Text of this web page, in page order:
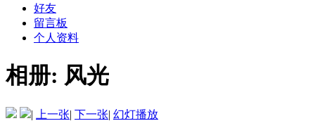
好友
留言板
个人资料
相册: 风光
| 上一张| 下一张| 幻灯播放